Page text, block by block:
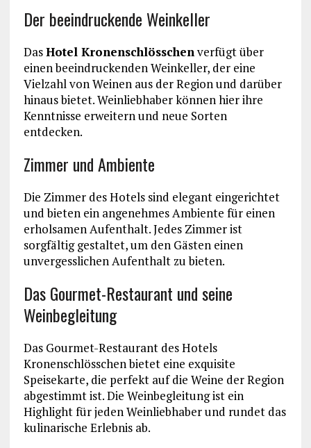
Der beeindruckende Weinkeller
DasHotel Kronenschlösschenverfügt über
einen beeindruckenden Weinkeller, der eine
Vielzahl von Weinen aus der Region und darüber
hinaus bietet. Weinliebhaber können hier ihre
Kenntnisse erweitern und neue Sorten
entdecken.
Zimmer und Ambiente
Die Zimmer des Hotels sind elegant eingerichtet
und bieten ein angenehmes Ambiente für einen
erholsamen Aufenthalt. Jedes Zimmer ist
sorgfältig gestaltet, um den Gästen einen
unvergesslichen Aufenthalt zu bieten.
Das Gourmet-Restaurant und seine
Weinbegleitung
Das Gourmet-Restaurant des Hotels
Kronenschlösschen bietet eine exquisite
Speisekarte, die perfekt auf die Weine der Region
abgestimmt ist. Die Weinbegleitung ist ein
Highlight für jeden Weinliebhaber und rundet das
kulinarische Erlebnis ab.